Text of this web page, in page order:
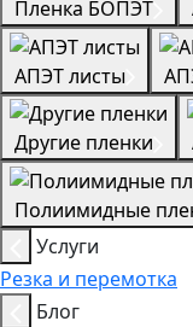
Пленка БОПЭТ
АПЭТ листы
Другие пленки
Полиимидные
Услуги
Резка и перемотка
Блог